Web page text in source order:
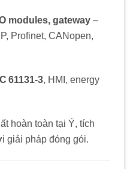
modules, gateway–
Profinet, CANopen,
61131-3, HMI, energy
hoàn toàn tại Ý, tích
giải pháp đóng gói.